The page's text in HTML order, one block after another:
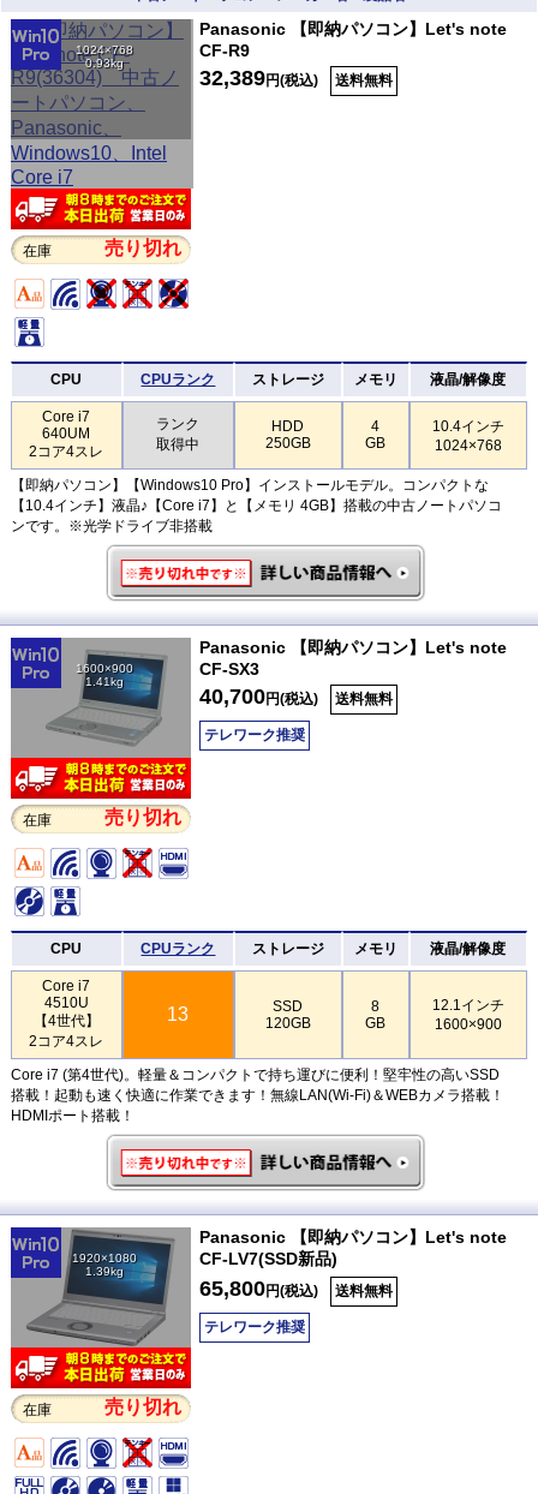
1024×768
0.93kg
在庫 売り切れ
Panasonic 【即納パソコン】Let's note
CF-R9
32,389円(税込) 送料無料
CPU CPUランク ストレージ メモリ 液晶/解像度
Core i7
640UM
2コア4スレ
ランク
取得中
HDD
250GB
4
GB
10.4インチ
1024×768
【即納パソコン】【Windows10 Pro】インストールモデル。コンパクトな
【10.4インチ】液晶♪【Core i7】と【メモリ 4GB】搭載の中古ノートパソコ
ンです。※光学ドライブ非搭載
1600×900
1.41kg
在庫 売り切れ
Panasonic 【即納パソコン】Let's note
CF-SX3
40,700円(税込) 送料無料
テレワーク推奨
CPU CPUランク ストレージ メモリ 液晶/解像度
Core i7
4510U
【4世代】
2コア4スレ
13
SSD
120GB
8
GB
12.1インチ
1600×900
Core i7 (第4世代)。軽量＆コンパクトで持ち運びに便利！堅牢性の高いSSD
搭載！起動も速く快適に作業できます！無線LAN(Wi-Fi)＆WEBカメラ搭載！
HDMIポート搭載！
1920×1080
1.39kg
在庫 売り切れ
Panasonic 【即納パソコン】Let's note
CF-LV7(SSD新品)
65,800円(税込) 送料無料
テレワーク推奨